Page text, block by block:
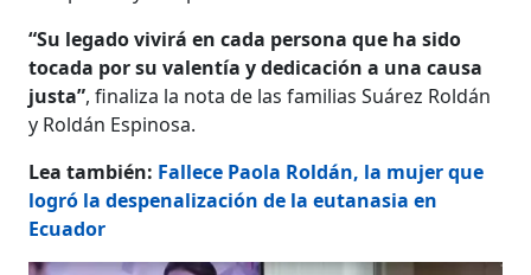
“Su legado vivirá en cada persona que ha sido
tocada por su valentía y dedicación a una causa
justa”, finaliza la nota de las familias Suárez Roldán
y Roldán Espinosa.
Lea también: Fallece Paola Roldán, la mujer que
logró la despenalización de la eutanasia en
Ecuador